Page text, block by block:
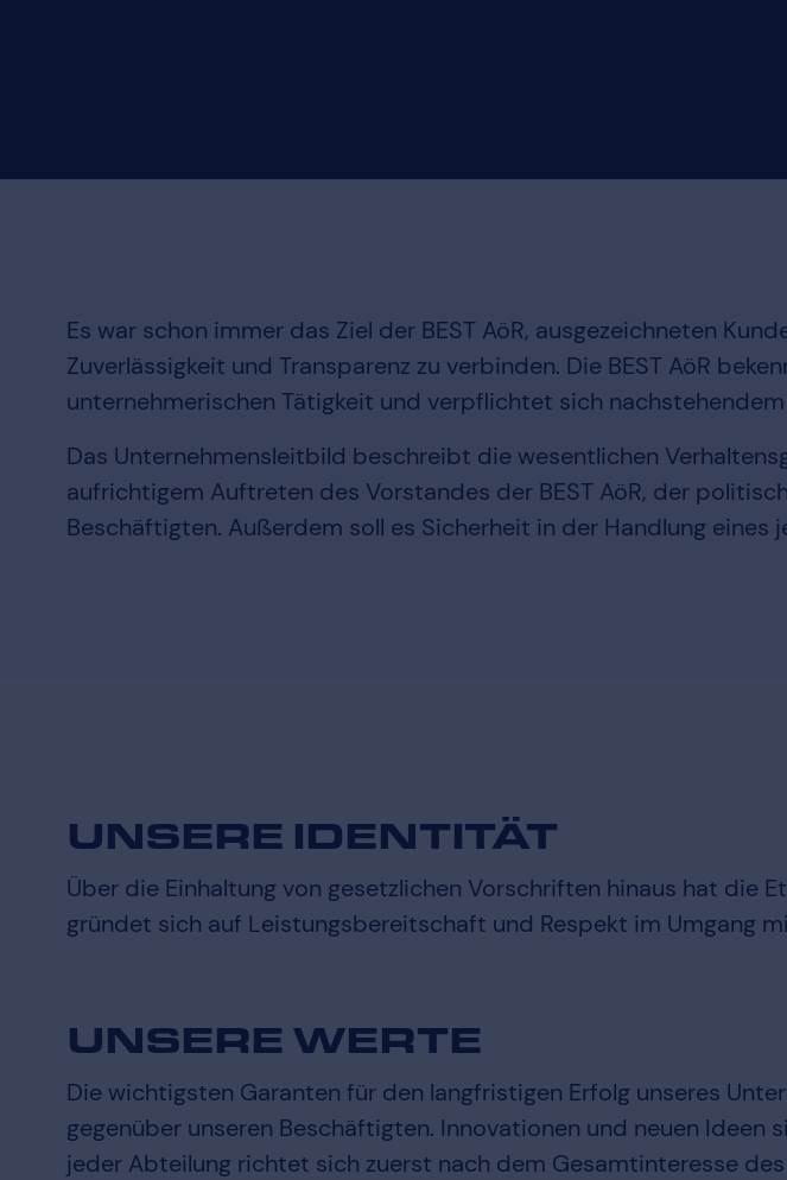
Es war schon immer das Ziel der BEST AöR, ausgezeichneten
Zuverlässigkeit und Transparenz zu verbinden. Die BEST AöR
unternehmerischen Tätigkeit und verpflichtet sich
Das Unternehmensleitbild beschreibt die wesentlichen
aufrichtigem Auftreten des Vorstandes der BEST AöR, der
Beschäftigten. Außerdem soll es Sicherheit in der Handlung
UNSERE IDENTITÄT
Über die Einhaltung von gesetzlichen Vorschriften hinaus hat die
gründet sich auf Leistungsbereitschaft und Respekt im Umgang
UNSERE WERTE
Die wichtigsten Garanten für den langfristigen Erfolg unseres
gegenüber unseren Beschäftigten. Innovationen und neuen Ideen
jeder Abteilung richtet sich zuerst nach dem Gesamtinteresse